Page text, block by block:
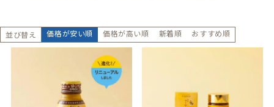
並び替え 価格が安い順 価格が高い順 新着順 おすすめ順